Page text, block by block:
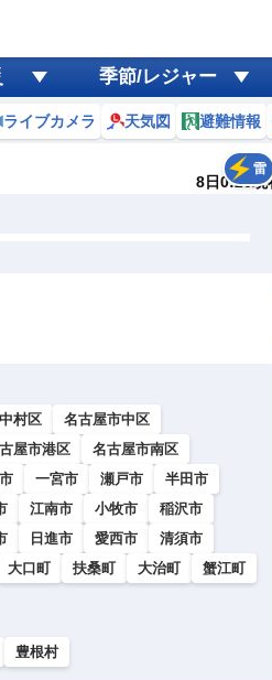
季節/レジャー
ライブカメラ 天気図 避難情報
8日0:20現
雷
村区
名古屋市中区
屋市港区
名古屋市南区
一宮市 瀬戸市
半田市
江南市 小牧市
稲沢市
日進市 愛西市
清須市
大口町 扶桑町 大治町
蟹江町
豊根村